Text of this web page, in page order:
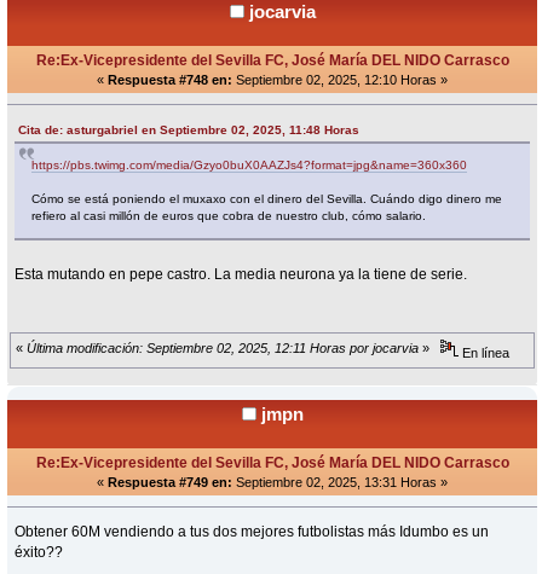
jocarvia
Re:Ex-Vicepresidente del Sevilla FC, José María DEL NIDO Carrasco
« Respuesta #748 en: Septiembre 02, 2025, 12:10 Horas »
Cita de: asturgabriel en Septiembre 02, 2025, 11:48 Horas
https://pbs.twimg.com/media/Gzyo0buX0AAZJs4?format=jpg&name=360x360
Cómo se está poniendo el muxaxo con el dinero del Sevilla. Cuándo digo dinero me
refiero al casi millón de euros que cobra de nuestro club, cómo salario.
Esta mutando en pepe castro. La media neurona ya la tiene de serie.
« Última modificación: Septiembre 02, 2025, 12:11 Horas por jocarvia » En línea
jmpn
Re:Ex-Vicepresidente del Sevilla FC, José María DEL NIDO Carrasco
« Respuesta #749 en: Septiembre 02, 2025, 13:31 Horas »
Obtener 60M vendiendo a tus dos mejores futbolistas más Idumbo es un
éxito??